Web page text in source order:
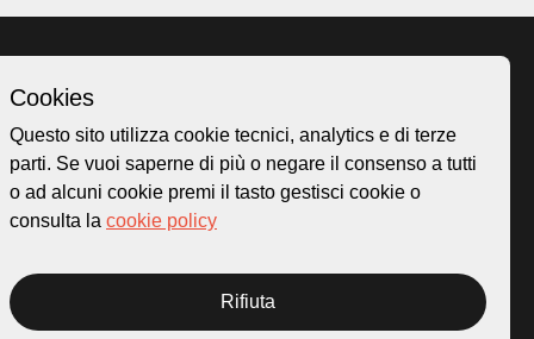
Homepage
Mappa
Storie
Cookies
Questo sito utilizza cookie tecnici, analytics e di terze
parti. Se vuoi saperne di più o negare il consenso a tutti
o ad alcuni cookie premi il tasto gestisci cookie o
consulta la cookie policy
Rifiuta